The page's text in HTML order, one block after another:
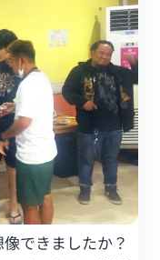
できましたか？